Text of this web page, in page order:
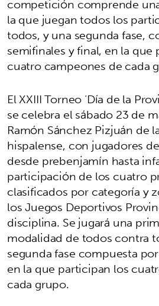
la que juegan todos los
todos, y una segunda fase,
semifinales y final, en la
cuatro campeones de cada
El XXIII Torneo ‘Día de la
se celebra el sábado 23 de
Ramón Sánchez Pizjuán de
hispalense, con jugadores
desde prebenjamín hasta
participación de los cuatro
clasificados por categoría y
los Juegos Deportivos
disciplina. Se jugará una
modalidad de todos contra
segunda fase compuesta
en la que participan los
cada grupo.